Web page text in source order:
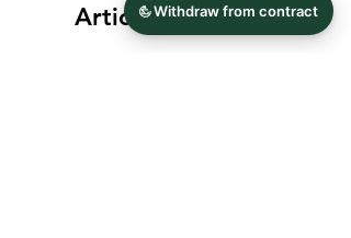
Articles similaires